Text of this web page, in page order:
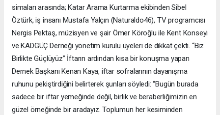
simaları arasında; Katar Arama Kurtarma ekibinden Sibel
Öztürk, iş insanı Mustafa Yalçın (Naturaldo46), TV programcısı
Nergis Pektaş, müzisyen ve şair Ömer Köroğlu ile Kent Konseyi
ve KADGÜÇ Derneği yönetim kurulu üyeleri de dikkat çekti. “Biz
Birlikte Güçlüyüz” İftarın ardından kısa bir konuşma yapan
Dernek Başkanı Kenan Kaya, iftar sofralarının dayanışma
ruhunu pekiştirdiğini belirterek şunları söyledi: “Bugün burada
sadece bir iftar yemeğinde değil, birlik ve beraberliğimizin en
güzel örneğinde bir aradayız. Toplumun her kesiminden